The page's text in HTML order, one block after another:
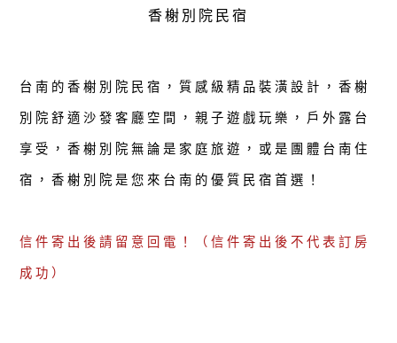
香榭別院民宿
台南的香榭別院民宿，質感級精品裝潢設計，香榭
別院舒適沙發客廳空間，親子遊戲玩樂，戶外露台
享受，香榭別院無論是家庭旅遊，或是團體台南住
宿，香榭別院是您來台南的優質民宿首選！
信件寄出後請留意回電！（信件寄出後不代表訂房
成功）